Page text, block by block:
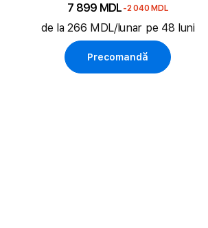
7 899 MDL -2 040 MDL
de la 266 MDL/lunar pe 48 luni
Precomandă